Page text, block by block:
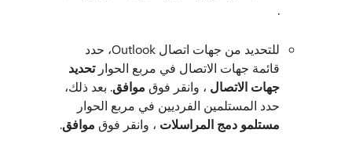
.
للتحديد من جهات اتصال Outlook، حدد
قائمة جهات الاتصال في مربع الحوارتحديد
جهات الاتصال ، وانقر فوق موافق. بعد ذلك،
حدد المستلمين الفرديين في مربع الحوار
مستلمو دمج المراسلات ، وانقر فوق موافق.